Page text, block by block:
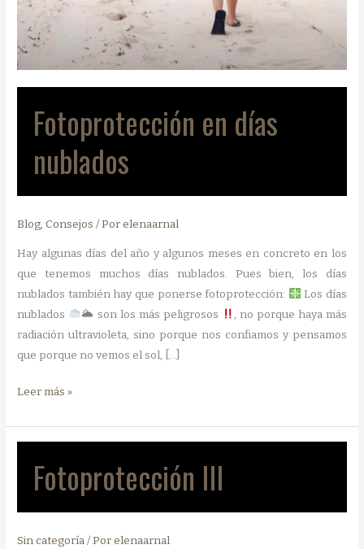
Fotoprotección en días
nublados
Blog,Consejos / Porelenaarnal
Hay algunas días del año y algunos meses en concreto en los
que tenemos muchos días nublados. Pues bien, los días
nublados también hay que ponerse fotoprotección:
Los días
nublados
🌥 son los más peligrosos
, no porque haya más
radiación ultravioleta, sino porque nos confiamos y pensamos
que porque no vemos el sol, […]
Fotoprotección
días
Leer más »
Fotoprotección III
Sin categoría/ Porelenaarnal